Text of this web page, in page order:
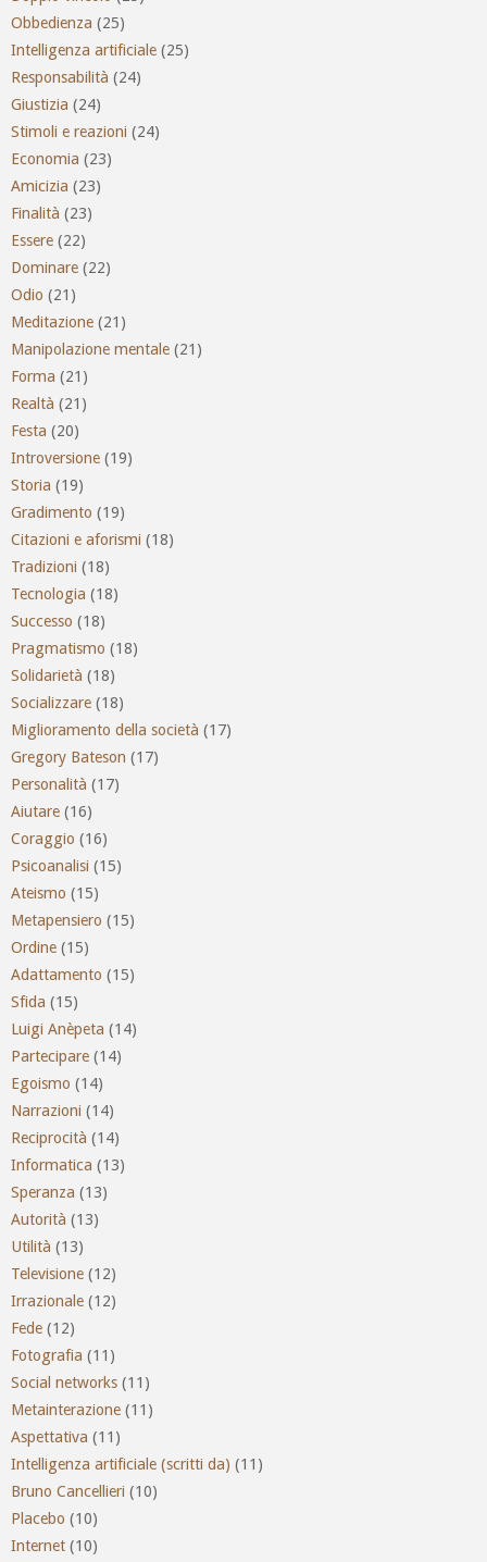
Obbedienza (25)
Intelligenza artificiale (25)
Responsabilità (24)
Giustizia (24)
Stimoli e reazioni (24)
Economia (23)
Amicizia (23)
Finalità (23)
Essere (22)
Dominare (22)
Odio (21)
Meditazione (21)
Manipolazione mentale (21)
Forma (21)
Realtà (21)
Festa (20)
Introversione (19)
Storia (19)
Gradimento (19)
Citazioni e aforismi (18)
Tradizioni (18)
Tecnologia (18)
Successo (18)
Pragmatismo (18)
Solidarietà (18)
Socializzare (18)
Miglioramento della società (17)
Gregory Bateson (17)
Personalità (17)
Aiutare (16)
Coraggio (16)
Psicoanalisi (15)
Ateismo (15)
Metapensiero (15)
Ordine (15)
Adattamento (15)
Sfida (15)
Luigi Anèpeta (14)
Partecipare (14)
Egoismo (14)
Narrazioni (14)
Reciprocità (14)
Informatica (13)
Speranza (13)
Autorità (13)
Utilità (13)
Televisione (12)
Irrazionale (12)
Fede (12)
Fotografia (11)
Social networks (11)
Metainterazione (11)
Aspettativa (11)
Intelligenza artificiale (scritti da) (11)
Bruno Cancellieri (10)
Placebo (10)
Internet (10)